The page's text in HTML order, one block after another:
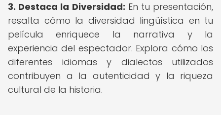
3. Destaca la Diversidad: En tu presentación,
resalta cómo la diversidad lingüística en tu
película enriquece la narrativa y la
experiencia del espectador. Explora cómo los
diferentes idiomas y dialectos utilizados
contribuyen a la autenticidad y la riqueza
cultural de la historia.